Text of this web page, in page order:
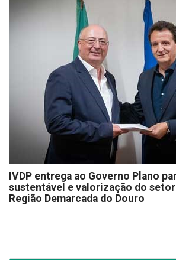
IVDP entrega ao Governo Plano
sustentável e valorização do
Região Demarcada do Douro